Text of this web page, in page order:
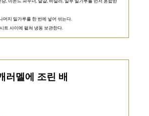
머지 밀가루를 한 번에 넣어 섞는다.
트 사이에 펼쳐 냉동 보관한다.
러멜에 조린 배